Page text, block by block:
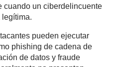
cuando un ciberdelincuente
legítima.
pueden ejecutar
phishing de cadena de
de datos y fraude